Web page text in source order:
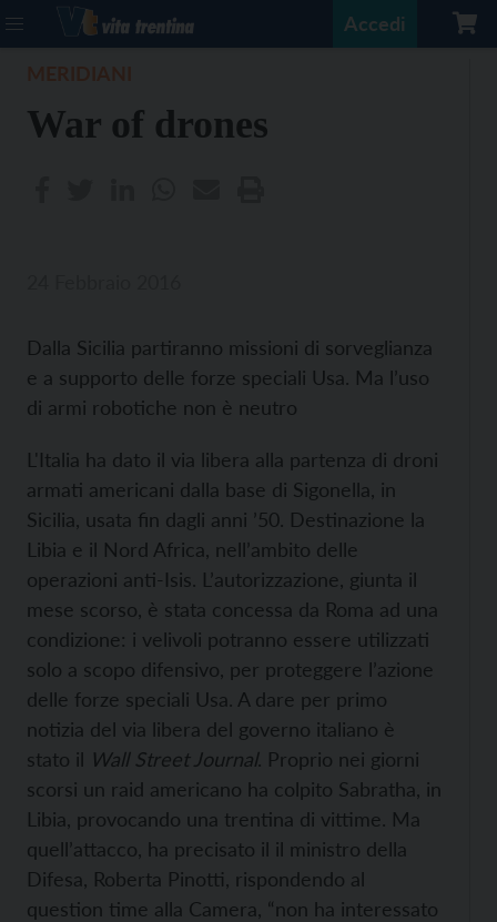
Accedi
War of drones
Dalla Sicilia partiranno missioni di sorveglianza
e a supporto delle forze speciali Usa. Ma l’uso
di armi robotiche non è neutro
L'Italia ha dato il via libera alla partenza di droni
armati americani dalla base di Sigonella, in
Sicilia, usata fin dagli anni ’50. Destinazione la
Libia e il Nord Africa, nell’ambito delle
operazioni anti-Isis. L’autorizzazione, giunta il
mese scorso, è stata concessa da Roma ad una
condizione: i velivoli potranno essere utilizzati
solo a scopo difensivo, per proteggere l’azione
delle forze speciali Usa. A dare per primo
notizia del via libera del governo italiano è
stato il Wall Street Journal. Proprio nei giorni
scorsi un raid americano ha colpito Sabratha, in
Libia, provocando una trentina di vittime. Ma
quell’attacco, ha precisato il il ministro della
Difesa, Roberta Pinotti, rispondendo al
question time alla Camera, “non ha interessato